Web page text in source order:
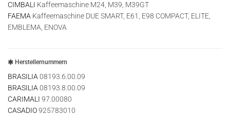
CIMBALI Kaffeemaschine M24, M39, M39GT
FAEMA Kaffeemaschine DUE SMART, E61, E98 COMPACT, ELITE,
EMBLEMA, ENOVA
Herstellernummern
BRASILIA 08193.6.00.09
BRASILIA 08193.8.00.09
CARIMALI 97.00080
CASADIO925783010